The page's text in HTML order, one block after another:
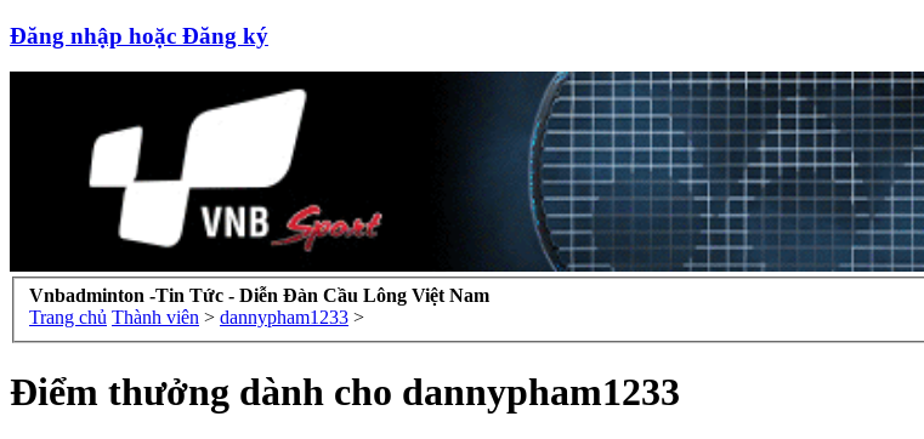
Đăng nhập hoặc Đăng ký
Vnbadminton -Tin Tức - Diễn Đàn Cầu Lông Việt Nam
Trang chủ Thành viên > dannypham1233 >
Điểm thưởng dành cho dannypham1233